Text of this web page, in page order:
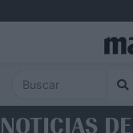
NOTICIAS